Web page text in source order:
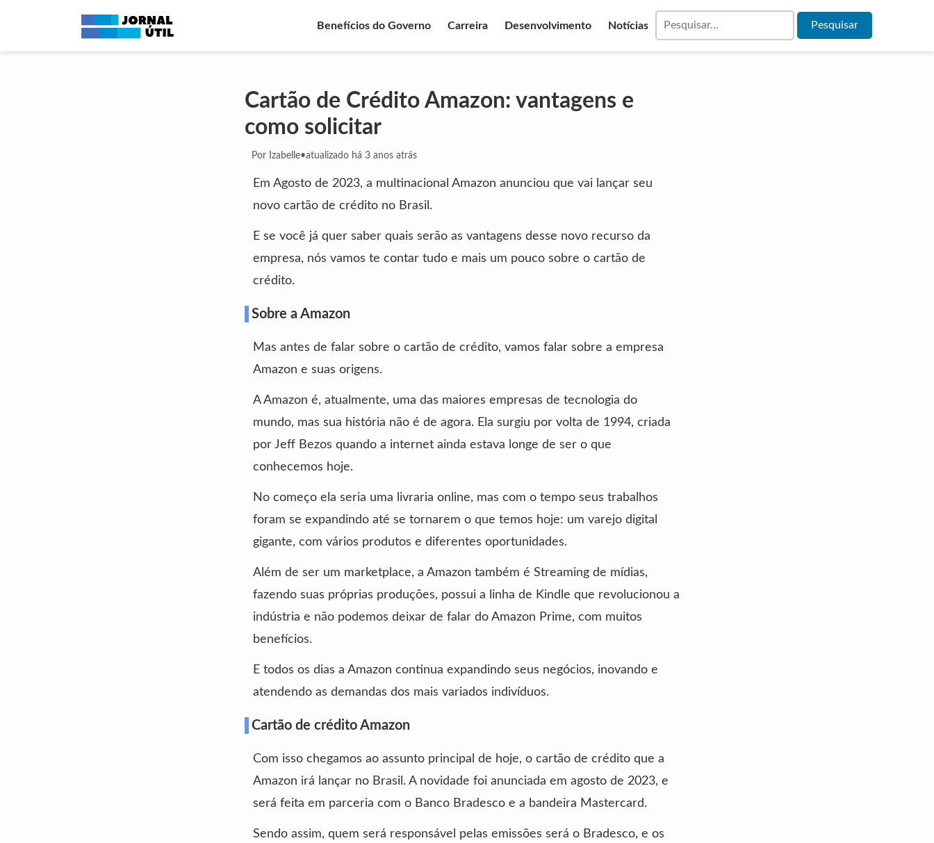
Benefícios do Governo Carreira Desenvolvimento Notícias
Cartão de Crédito Amazon: vantagens e
como solicitar
Por Izabelle•atualizado há 3 anos atrás
Em Agosto de 2023, a multinacional Amazon anunciou que vai lançar seu
novo cartão de crédito no Brasil.
E se você já quer saber quais serão as vantagens desse novo recurso da
empresa, nós vamos te contar tudo e mais um pouco sobre o cartão de
crédito.
Sobre a Amazon
Mas antes de falar sobre o cartão de crédito, vamos falar sobre a empresa
Amazon e suas origens.
A Amazon é, atualmente, uma das maiores empresas de tecnologia do
mundo, mas sua história não é de agora. Ela surgiu por volta de 1994, criada
por Jeff Bezos quando a internet ainda estava longe de ser o que
conhecemos hoje.
No começo ela seria uma livraria online, mas com o tempo seus trabalhos
foram se expandindo até se tornarem o que temos hoje: um varejo digital
gigante, com vários produtos e diferentes oportunidades.
Além de ser um marketplace, a Amazon também é Streaming de mídias,
fazendo suas próprias produções, possui a linha de Kindle que revolucionou a
indústria e não podemos deixar de falar do Amazon Prime, com muitos
benefícios.
E todos os dias a Amazon continua expandindo seus negócios, inovando e
atendendo as demandas dos mais variados indivíduos.
Cartão de crédito Amazon
Com isso chegamos ao assunto principal de hoje, o cartão de crédito que a
Amazon irá lançar no Brasil. A novidade foi anunciada em agosto de 2023, e
será feita em parceria com o Banco Bradesco e a bandeira Mastercard.
Sendo assim, quem será responsável pelas emissões será o Bradesco, e os